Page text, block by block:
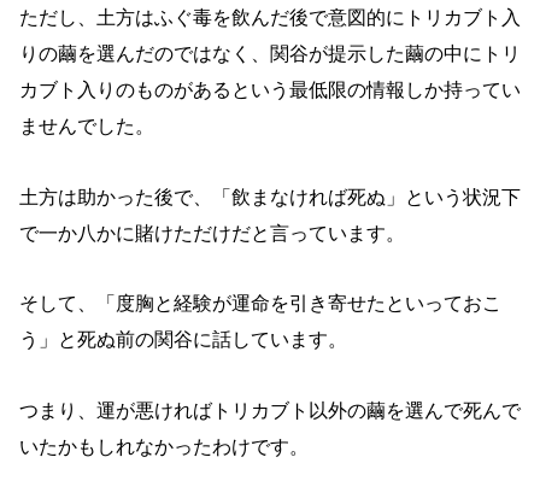
ただし、土方はふぐ毒を飲んだ後で意図的にトリカブト入
りの繭を選んだのではなく、関谷が提示した繭の中にトリ
カブト入りのものがあるという最低限の情報しか持ってい
ませんでした。
土方は助かった後で、「飲まなければ死ぬ」という状況下
で一か八かに賭けただけだと言っています。
そして、「度胸と経験が運命を引き寄せたといっておこ
う」と死ぬ前の関谷に話しています。
つまり、運が悪ければトリカブト以外の繭を選んで死んで
いたかもしれなかったわけです。